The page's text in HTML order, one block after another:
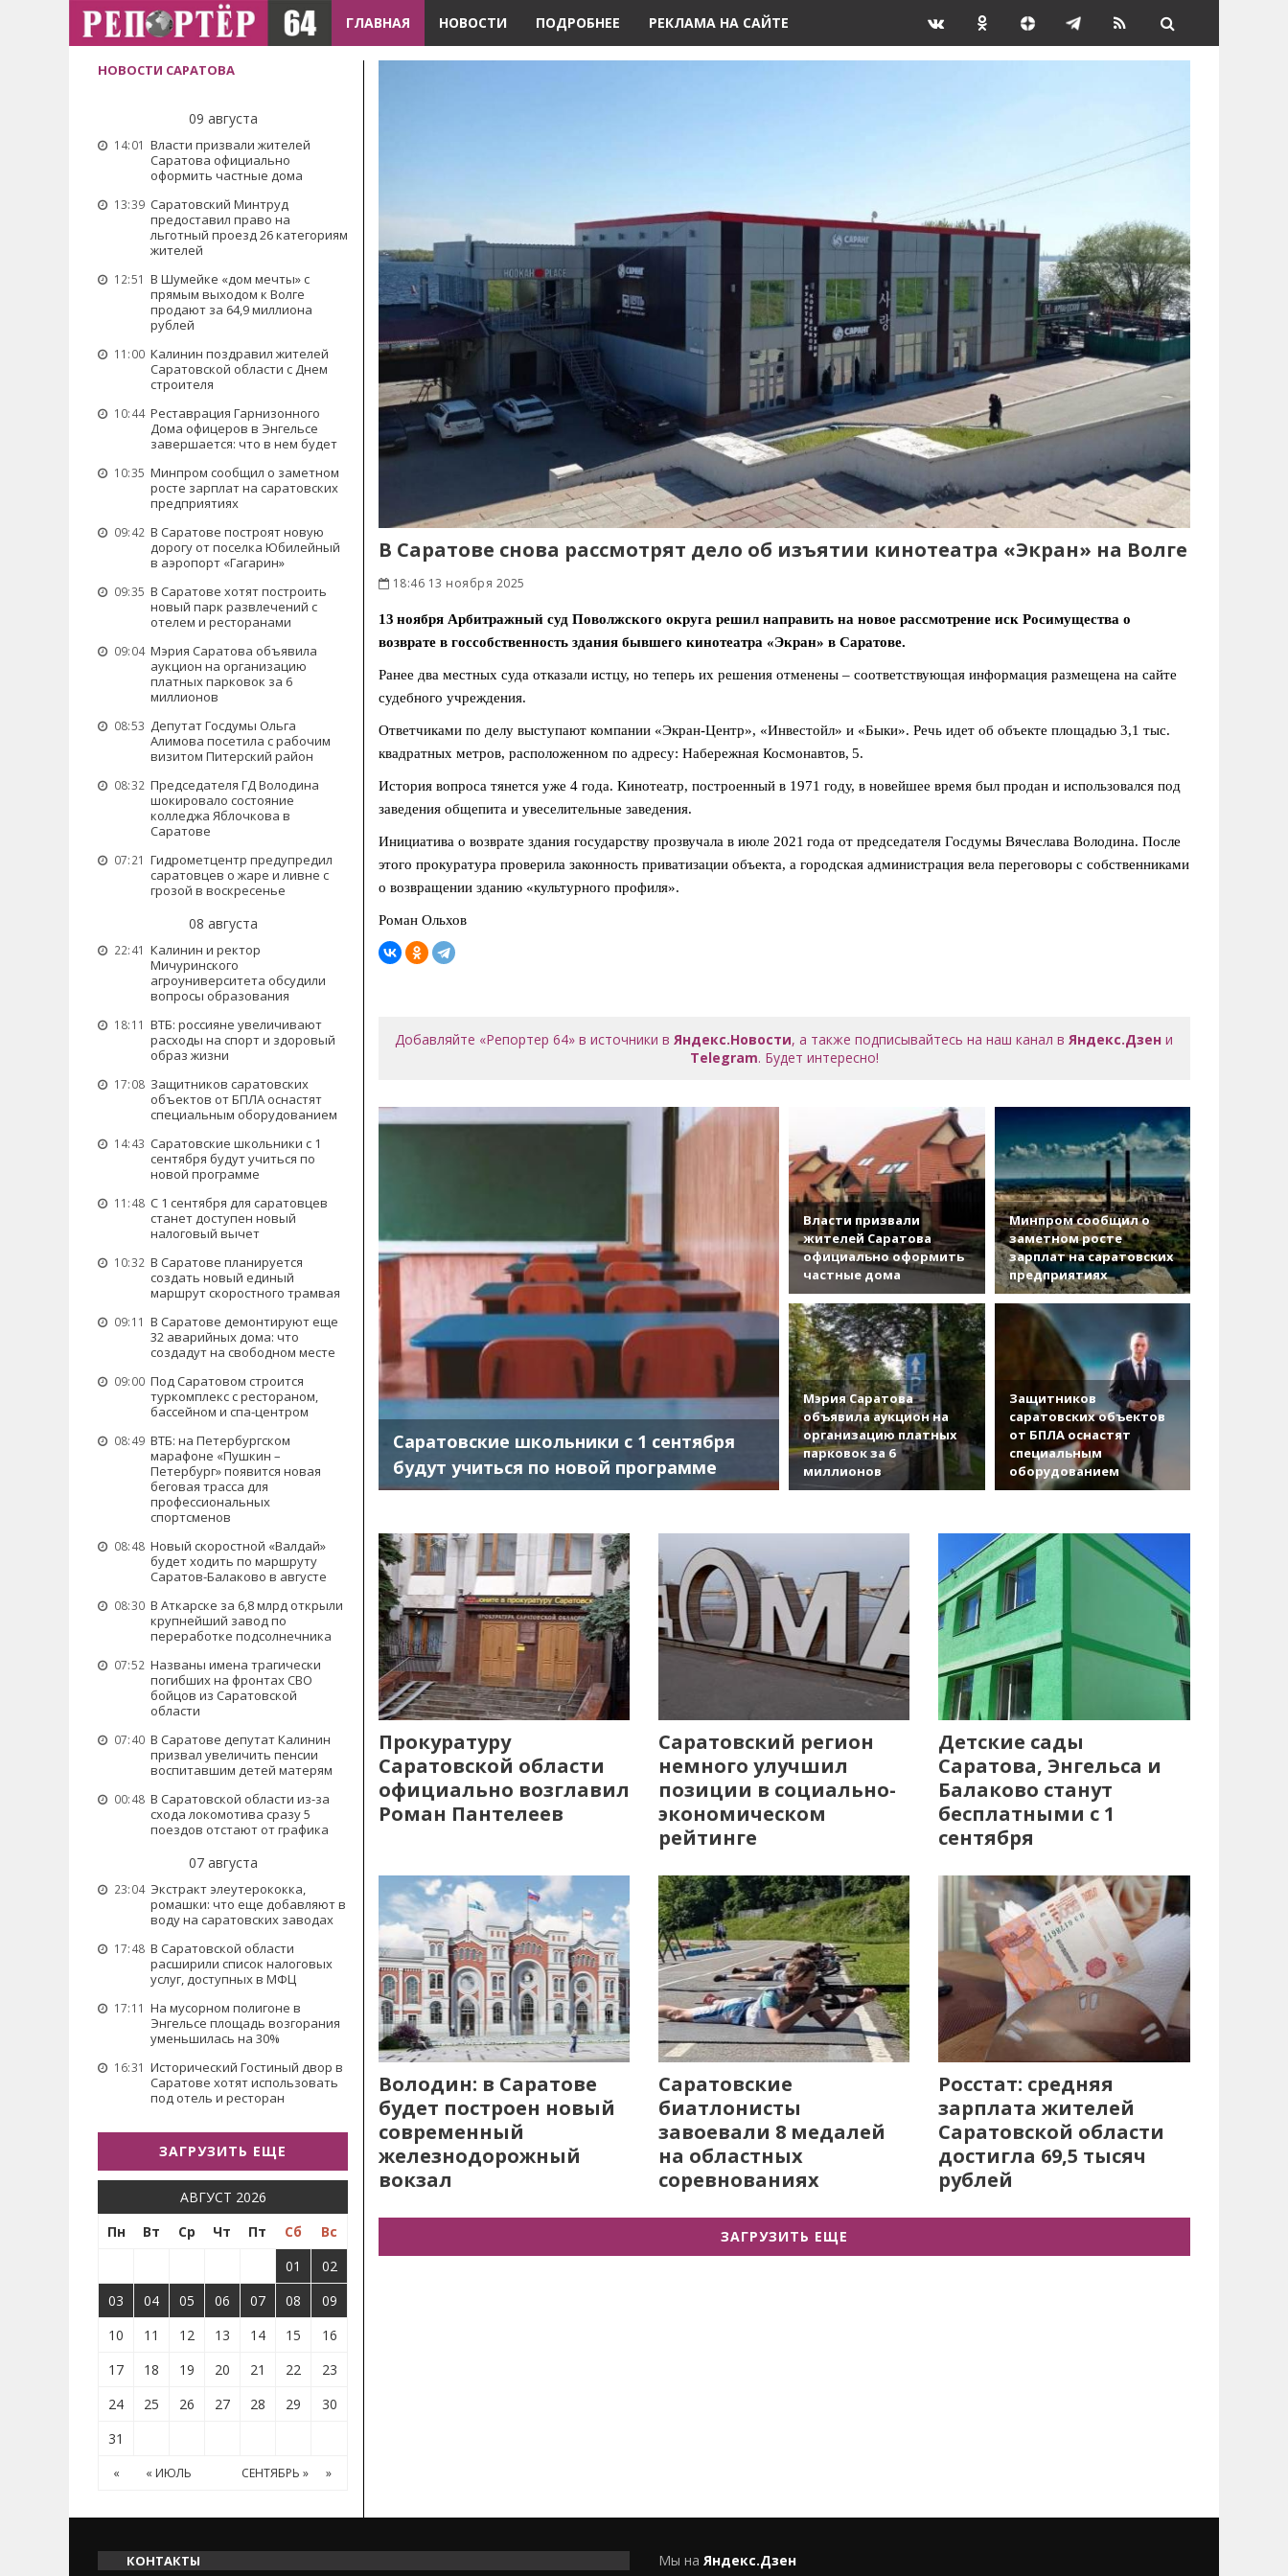
ГЛАВНАЯ НОВОСТИ ПОДРОБНЕЕ РЕКЛАМА НА САЙТЕ
НОВОСТИ САРАТОВА
09 августа
14:01 Власти призвали жителей
Саратова официально
оформить частные дома
13:39 Саратовский Минтруд
предоставил право на
льготный проезд 26 категориям
жителей
12:51 В Шумейке «дом мечты» с
прямым выходом к Волге
продают за 64,9 миллиона
рублей
11:00 Калинин поздравил жителей
Саратовской области с Днем
строителя
10:44 Реставрация Гарнизонного
Дома офицеров в Энгельсе
завершается: что в нем будет
10:35 Минпром сообщил о заметном
росте зарплат на саратовских
предприятиях
09:42 В Саратове построят новую
дорогу от поселка Юбилейный
в аэропорт «Гагарин»
09:35 В Саратове хотят построить
новый парк развлечений с
отелем и ресторанами
09:04 Мэрия Саратова объявила
аукцион на организацию
платных парковок за 6
миллионов
08:53 Депутат Госдумы Ольга
Алимова посетила с рабочим
визитом Питерский район
08:32 Председателя ГД Володина
шокировало состояние
колледжа Яблочкова в
Саратове
07:21 Гидрометцентр предупредил
саратовцев о жаре и ливне с
грозой в воскресенье
08 августа
22:41 Калинин и ректор
Мичуринского
агроуниверситета обсудили
вопросы образования
18:11 ВТБ: россияне увеличивают
расходы на спорт и здоровый
образ жизни
17:08 Защитников саратовских
объектов от БПЛА оснастят
специальным оборудованием
14:43 Саратовские школьники с 1
сентября будут учиться по
новой программе
11:48 С 1 сентября для саратовцев
станет доступен новый
налоговый вычет
10:32 В Саратове планируется
создать новый единый
маршрут скоростного трамвая
09:11 В Саратове демонтируют еще
32 аварийных дома: что
создадут на свободном месте
09:00 Под Саратовом строится
туркомплекс с рестораном,
бассейном и спа-центром
08:49 ВТБ: на Петербургском
марафоне «Пушкин –
Петербург» появится новая
беговая трасса для
профессиональных
спортсменов
08:48 Новый скоростной «Валдай»
будет ходить по маршруту
Саратов-Балаково в августе
08:30 В Аткарске за 6,8 млрд открыли
крупнейший завод по
переработке подсолнечника
07:52 Названы имена трагически
погибших на фронтах СВО
бойцов из Саратовской
области
07:40 В Саратове депутат Калинин
призвал увеличить пенсии
воспитавшим детей матерям
00:48 В Саратовской области из-за
схода локомотива сразу 5
поездов отстают от графика
07 августа
23:04 Экстракт элеутерококка,
ромашки: что еще добавляют в
воду на саратовских заводах
17:48 В Саратовской области
расширили список налоговых
услуг, доступных в МФЦ
17:11 На мусорном полигоне в
Энгельсе площадь возгорания
уменьшилась на 30%
16:31 Исторический Гостиный двор в
Саратове хотят использовать
под отель и ресторан
ЗАГРУЗИТЬ ЕЩЕ
АВГУСТ 2026
Пн
Вт Ср Чт Пт Сб
Вс
01
02
03
04 05 06 07 08
09
10
11 12 13 14 15
16
17
18 19 20 21 22
23
24
25 26 27 28 29
30
31
« « ИЮЛЬ СЕНТЯБРЬ » »
В Саратове снова рассмотрят дело об изъятии кинотеатра «Экран» на Волге
18:46 13 ноября 2025
13 ноября Арбитражный суд Поволжского округа решил направить на новое рассмотрение иск Росимущества о
возврате в госсобственность здания бывшего кинотеатра «Экран» в Саратове.
Ранее два местных суда отказали истцу, но теперь их решения отменены – соответствующая информация размещена на сайте
судебного учреждения.
Ответчиками по делу выступают компании «Экран‑Центр», «Инвестойл» и «Быки». Речь идет об объекте площадью 3,1 тыс.
квадратных метров, расположенном по адресу: Набережная Космонавтов, 5.
История вопроса тянется уже 4 года. Кинотеатр, построенный в 1971 году, в новейшее время был продан и использовался под
заведения общепита и увеселительные заведения.
Инициатива о возврате здания государству прозвучала в июле 2021 года от председателя Госдумы Вячеслава Володина. После
этого прокуратура проверила законность приватизации объекта, а городская администрация вела переговоры с собственниками
о возвращении зданию «культурного профиля».
Роман Ольхов
Добавляйте «Репортер 64» в источники вЯндекс.Новости, а также подписывайтесь на наш канал вЯндекс.Дзен и
Telegram. Будет интересно!
Саратовские школьники с 1 сентября
будут учиться по новой программе
Власти призвали
жителей Саратова
официально оформить
частные дома
Минпром сообщил о
заметном росте
зарплат на саратовских
предприятиях
Мэрия Саратова
объявила аукцион на
организацию платных
парковок за 6
миллионов
Защитников
саратовских объектов
от БПЛА оснастят
специальным
оборудованием
Прокуратуру
Саратовской области
официально возглавил
Роман Пантелеев
Саратовский регион
немного улучшил
позиции в социально-
экономическом
рейтинге
Детские сады
Саратова, Энгельса и
Балаково станут
бесплатными с 1
сентября
Володин: в Саратове
будет построен новый
современный
железнодорожный
вокзал
Саратовские
биатлонисты
завоевали 8 медалей
на областных
соревнованиях
Росстат: средняя
зарплата жителей
Саратовской области
достигла 69,5 тысяч
рублей
ЗАГРУЗИТЬ ЕЩЕ
КОНТАКТЫ Мы на Яндекс.Дзен